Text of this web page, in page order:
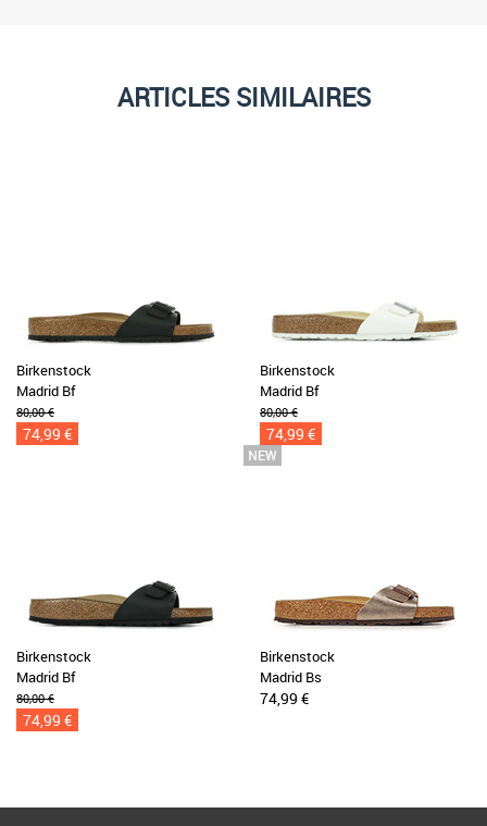
ARTICLES SIMILAIRES
Birkenstock
Madrid Bf
80,00 €
74,99 €
Birkenstock
Madrid Bf
80,00 €
74,99 €
Birkenstock
Madrid Bf
80,00 €
74,99 €
Birkenstock
Madrid Bs
74,99 €